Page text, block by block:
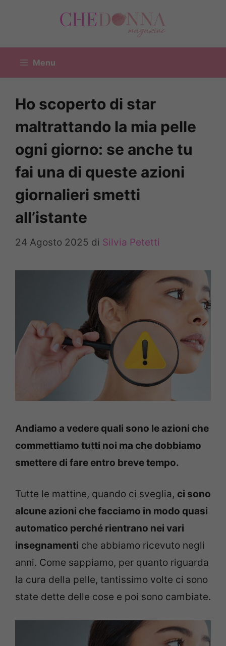
Menu
Ho scoperto di star
maltrattando la mia pelle
ogni giorno: se anche tu
fai una di queste azioni
giornalieri smetti
all’istante
24 Agosto 2025 di Silvia Petetti
Andiamo a vedere quali sono le azioni che
commettiamo tutti noi ma che dobbiamo
smettere di fare entro breve tempo.
Tutte le mattine, quando ci sveglia, ci sono
alcune azioni che facciamo in modo quasi
automatico perché rientrano nei vari
insegnamenti che abbiamo ricevuto negli
anni. Come sappiamo, per quanto riguarda
la cura della pelle, tantissimo volte ci sono
state dette delle cose e poi sono cambiate.